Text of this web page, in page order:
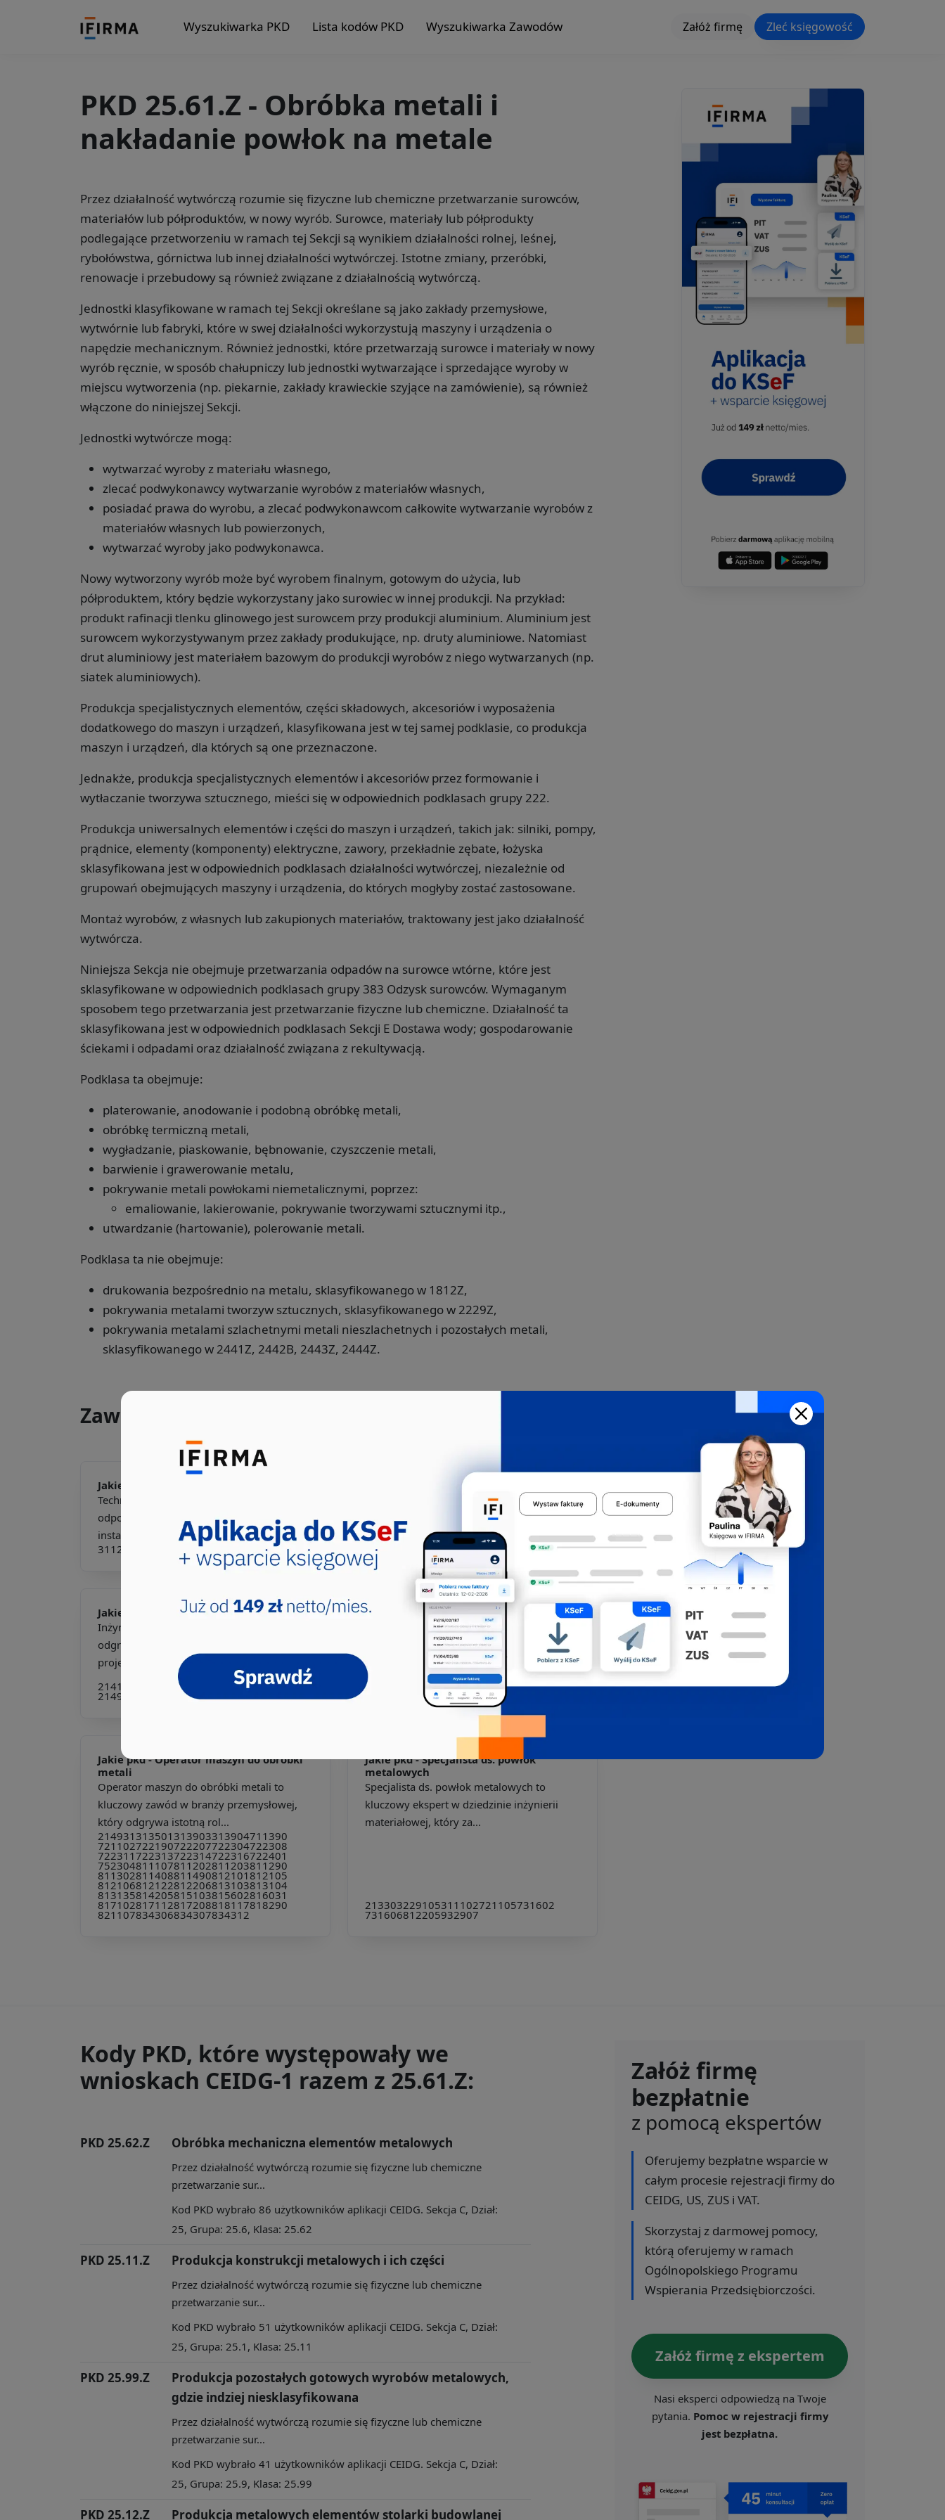
Wyszukiwarka PKD Lista kodów PKD Wyszukiwarka Zawodów Załóż firmę Zleć księgowość
PKD 25.61.Z - Obróbka metali i
nakładanie powłok na metale
Przez działalność wytwórczą rozumie się fizyczne lub chemiczne przetwarzanie surowców,
materiałów lub półproduktów, w nowy wyrób. Surowce, materiały lub półprodukty
podlegające przetworzeniu w ramach tej Sekcji są wynikiem działalności rolnej, leśnej,
rybołówstwa, górnictwa lub innej działalności wytwórczej. Istotne zmiany, przeróbki,
renowacje i przebudowy są również związane z działalnością wytwórczą.
Jednostki klasyfikowane w ramach tej Sekcji określane są jako zakłady przemysłowe,
wytwórnie lub fabryki, które w swej działalności wykorzystują maszyny i urządzenia o
napędzie mechanicznym. Również jednostki, które przetwarzają surowce i materiały w nowy
wyrób ręcznie, w sposób chałupniczy lub jednostki wytwarzające i sprzedające wyroby w
miejscu wytworzenia (np. piekarnie, zakłady krawieckie szyjące na zamówienie), są również
włączone do niniejszej Sekcji.
Jednostki wytwórcze mogą:
wytwarzać wyroby z materiału własnego,
zlecać podwykonawcy wytwarzanie wyrobów z materiałów własnych,
posiadać prawa do wyrobu, a zlecać podwykonawcom całkowite wytwarzanie wyrobów z
materiałów własnych lub powierzonych,
wytwarzać wyroby jako podwykonawca.
Nowy wytworzony wyrób może być wyrobem finalnym, gotowym do użycia, lub
półproduktem, który będzie wykorzystany jako surowiec w innej produkcji. Na przykład:
produkt rafinacji tlenku glinowego jest surowcem przy produkcji aluminium. Aluminium jest
surowcem wykorzystywanym przez zakłady produkujące, np. druty aluminiowe. Natomiast
drut aluminiowy jest materiałem bazowym do produkcji wyrobów z niego wytwarzanych (np.
siatek aluminiowych).
Produkcja specjalistycznych elementów, części składowych, akcesoriów i wyposażenia
dodatkowego do maszyn i urządzeń, klasyfikowana jest w tej samej podklasie, co produkcja
maszyn i urządzeń, dla których są one przeznaczone.
Jednakże, produkcja specjalistycznych elementów i akcesoriów przez formowanie i
wytłaczanie tworzywa sztucznego, mieści się w odpowiednich podklasach grupy 222.
Produkcja uniwersalnych elementów i części do maszyn i urządzeń, takich jak: silniki, pompy,
prądnice, elementy (komponenty) elektryczne, zawory, przekładnie zębate, łożyska
sklasyfikowana jest w odpowiednich podklasach działalności wytwórczej, niezależnie od
grupowań obejmujących maszyny i urządzenia, do których mogłyby zostać zastosowane.
Montaż wyrobów, z własnych lub zakupionych materiałów, traktowany jest jako działalność
wytwórcza.
Niniejsza Sekcja nie obejmuje przetwarzania odpadów na surowce wtórne, które jest
sklasyfikowane w odpowiednich podklasach grupy 383 Odzysk surowców. Wymaganym
sposobem tego przetwarzania jest przetwarzanie fizyczne lub chemiczne. Działalność ta
sklasyfikowana jest w odpowiednich podklasach Sekcji E Dostawa wody; gospodarowanie
ściekami i odpadami oraz działalność związana z rekultywacją.
Podklasa ta obejmuje:
platerowanie, anodowanie i podobną obróbkę metali,
obróbkę termiczną metali,
wygładzanie, piaskowanie, bębnowanie, czyszczenie metali,
barwienie i grawerowanie metalu,
pokrywanie metali powłokami niemetalicznymi, poprzez:
emaliowanie, lakierowanie, pokrywanie tworzywami sztucznymi itp.,
utwardzanie (hartowanie), polerowanie metali.
Podklasa ta nie obejmuje:
drukowania bezpośrednio na metalu, sklasyfikowanego w 1812Z,
pokrywania metalami tworzyw sztucznych, sklasyfikowanego w 2229Z,
pokrywania metalami szlachetnymi metali nieszlachetnych i pozostałych metali,
sklasyfikowanego w 2441Z, 2442B, 2443Z, 2444Z.
Zawody, które wybierały PKD 25.61.Z
Jakie pkd -
Technik montażu to specjalista
odpowiedzialny za precyzyjny montaż oraz
instalację przewodów i kabli...
311222
311909
Bloger technologiczny
Bloger technologiczny to osoba, która
pasjonuje się nowinkami ze świata
technologii i dzieli się swo...
251105
251902351103351203 351204
Jakie pkd -
Inżynier materiałowy
Inżynier materiałowy to specjalista, który
odgrywa kluczową rolę w procesie
projektowania i produkcj...
214190
214590 214690214932
214990 812102
Jakie pkd -Technik obróbki metali
Technik obróbki metali to specjalista, który
odgrywa kluczową rolę w procesie
produkcji, zajmując si...
311708
313501711390721102 721105
722190 722314722490723304752304
812114 812205
Jakie pkd -Operator maszyn do obróbki
metali
Operator maszyn do obróbki metali to
kluczowy zawód w branży przemysłowej,
który odgrywa istotną rol...
214931313501313903313904711390
721102722190722207722304722308
722311722313722314722316722401
752304811107811202811203811290
811302811408811490812101812105
812106812122812206813103813104
813135814205815103815602816031
817102817112817208818117818290
821107834306834307834312
Jakie pkd -Specjalista ds. powłok
metalowych
Specjalista ds. powłok metalowych to
kluczowy ekspert w dziedzinie inżynierii
materiałowej, który za...
213303229105311102721105731602
731606812205932907
Kody PKD, które występowały we
wnioskach CEIDG-1 razem z 25.61.Z:
PKD 25.62.Z Obróbka mechaniczna elementów metalowych
Przez działalność wytwórczą rozumie się fizyczne lub chemiczne
przetwarzanie sur...
Kod PKD wybrało 86 użytkowników aplikacji CEIDG. Sekcja C, Dział:
25, Grupa: 25.6, Klasa: 25.62
PKD 25.11.Z Produkcja konstrukcji metalowych i ich części
Przez działalność wytwórczą rozumie się fizyczne lub chemiczne
przetwarzanie sur...
Kod PKD wybrało 51 użytkowników aplikacji CEIDG. Sekcja C, Dział:
25, Grupa: 25.1, Klasa: 25.11
PKD 25.99.Z
Produkcja pozostałych gotowych wyrobów metalowych,
gdzie indziej niesklasyfikowana
Przez działalność wytwórczą rozumie się fizyczne lub chemiczne
przetwarzanie sur...
Kod PKD wybrało 41 użytkowników aplikacji CEIDG. Sekcja C, Dział:
25, Grupa: 25.9, Klasa: 25.99
PKD 25.12.Z Produkcja metalowych elementów stolarki budowlanej
Załóż firmę
bezpłatnie
z pomocą ekspertów
Oferujemy bezpłatne wsparcie w
całym procesie rejestracji firmy do
CEIDG, US, ZUS i VAT.
Skorzystaj z darmowej pomocy,
którą oferujemy w ramach
Ogólnopolskiego Programu
Wspierania Przedsiębiorczości.
Załóż firmę z ekspertem
Nasi eksperci odpowiedzą na Twoje
pytania. Pomoc w rejestracji firmy
jest bezpłatna.